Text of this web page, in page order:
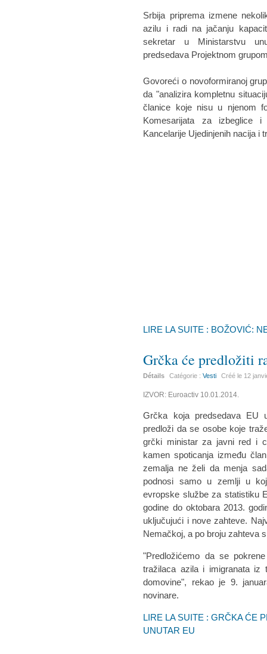
Srbija priprema izmene
azilu i radi na jačanju
sekretar u Ministarstvu
predsedava Projektnom
Govoreći o novoformiranoj
da "analizira kompletnu
članice koje nisu u njenom
Komesarijata za izbeglice i
Kancelarije Ujedinjenih nacija i
LIRE LA SUITE : BOŽOVIĆ:
Grčka će predložiti
Détails Catégorie :Vesti Créé le 12
IZVOR: Euroactiv 10.01.2014.
Grčka koja predsedava EU
predloži da se osobe koje
grčki ministar za javni red i
kamen spoticanja između
zemalja ne želi da menja
podnosi samo u zemlji u
evropske službe za statistiku
godine do oktobara 2013.
uključujući i nove zahteve.
Nemačkoj, a po broju zahteva
"Predložićemo da se
tražilaca azila i imigranata
domovine", rekao je 9.
novinare.
LIRE LA SUITE : GRČKA ĆE
UNUTAR EU